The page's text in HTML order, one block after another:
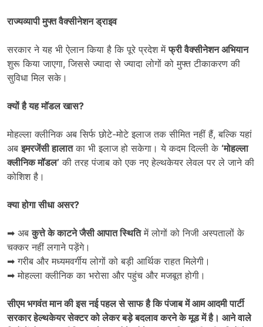
राज्यव्यापी मुफ्त वैक्सीनेशन ड्राइव
सरकार ने यह भी ऐलान किया है कि पूरे प्रदेश मेंफ्री वैक्सीनेशन अभियान
शुरू किया जाएगा, जिससे ज्यादा से ज्यादा लोगों को मुफ्त टीकाकरण की
सुविधा मिल सके।
क्यों है यह मॉडल खास?
मोहल्ला क्लीनिक अब सिर्फ छोटे-मोटे इलाज तक सीमित नहीं हैं, बल्कि यहां
अबइमरजेंसी हालातका भी इलाज हो सकेगा। ये कदम दिल्ली के ‘मोहल्ला
क्लीनिक मॉडल’ की तरह पंजाब को एक नए हेल्थकेयर लेवल पर ले जाने की
कोशिश है।
क्या होगा सीधा असर?
➡ अबकुत्ते के काटने जैसी आपात स्थितिमें लोगों को निजी अस्पतालों के
चक्कर नहीं लगाने पड़ेंगे।
➡ गरीब और मध्यमवर्गीय लोगों को बड़ी आर्थिक राहत मिलेगी।
➡ मोहल्ला क्लीनिक का भरोसा और पहुंच और मजबूत होगी।
सीएम भगवंत मान की इस नई पहल से साफ है कि पंजाब में आम आदमी पार्टी
सरकार हेल्थकेयर सेक्टर को लेकर बड़े बदलाव करने के मूड में है। आने वाले